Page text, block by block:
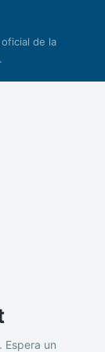
de la
Espera un